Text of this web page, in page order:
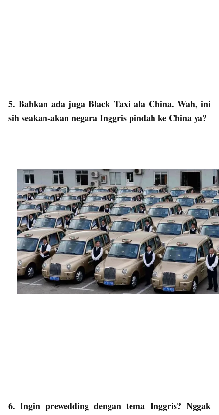
5. Bahkan ada juga Black Taxi ala China. Wah, ini
sih seakan-akan negara Inggris pindah ke China ya?
6. Ingin prewedding dengan tema Inggris? Nggak